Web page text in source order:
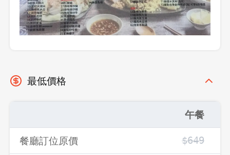
最低價格
午餐
餐廳訂位原價 $649